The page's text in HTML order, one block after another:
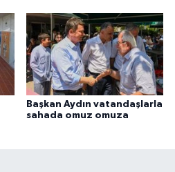
Başkan Aydın vatandaşlarla
sahada omuz omuza